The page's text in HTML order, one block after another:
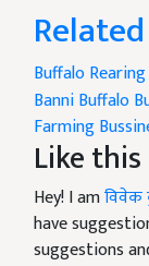
Buffalo Rearing
Banni Buffalo
Farming
Like
Hey! I amविवेक
have
suggestions